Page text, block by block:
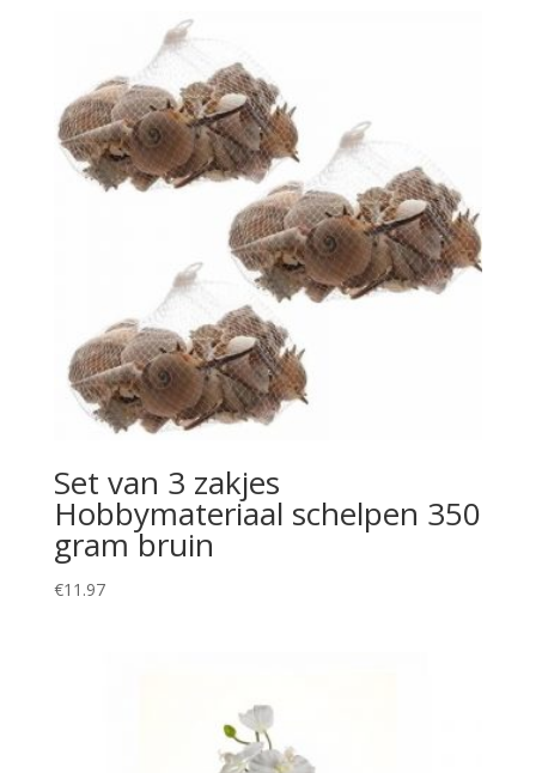
Set van 3 zakjes
Hobbymateriaal schelpen 350
gram bruin
€11.97